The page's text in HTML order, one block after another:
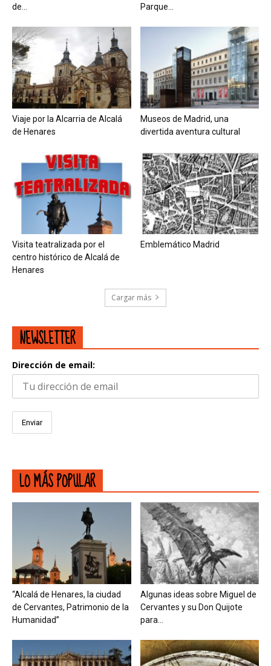
de...
Parque...
Viaje por la Alcarria de Alcalá
de Henares
Museos de Madrid, una
divertida aventura cultural
Visita teatralizada por el
centro histórico de Alcalá de
Henares
Emblemático Madrid
Cargar más
NEWSLETTER
Dirección de email:
LO MÁS POPULAR
“Alcalá de Henares, la ciudad
de Cervantes, Patrimonio de la
Humanidad”
Algunas ideas sobre Miguel de
Cervantes y su Don Quijote
para...